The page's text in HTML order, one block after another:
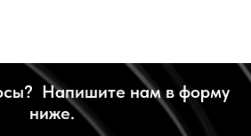
Напишите нам в форму
ниже.